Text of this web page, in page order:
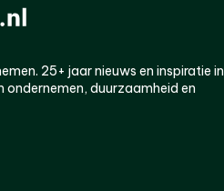
25+ jaar nieuws en inspiratie in
duurzaamheid en